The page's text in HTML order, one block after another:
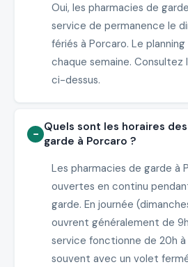
Oui, les pharmacies de
service de permanence le
fériés à Porcaro. Le
chaque semaine. Consultez
ci-dessus.
Quels sont les horaires
garde à Porcaro ?
Les pharmacies de garde à
ouvertes en continu
garde. En journée
ouvrent généralement de
service fonctionne de 20h à
souvent avec un volet